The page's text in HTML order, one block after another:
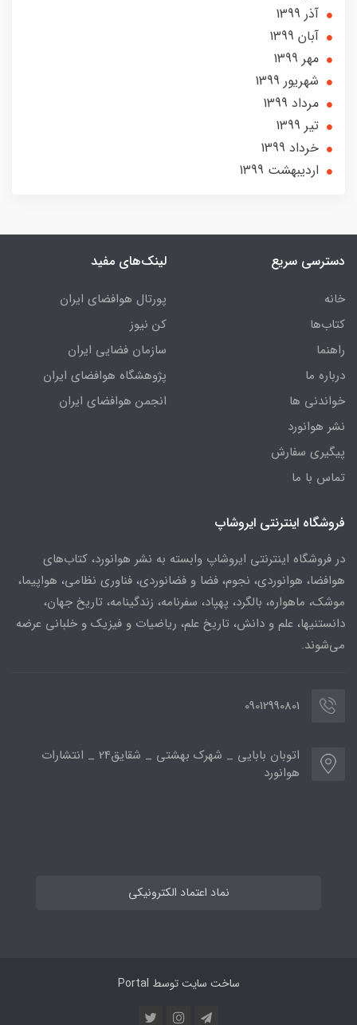
آذر 1399
آبان 1399
مهر 1399
شهریور 1399
مرداد 1399
تير 1399
خرداد 1399
ارديبهشت 1399
دسترسی سریع
خانه
کتاب‌ها
راهنما
درباره ما
خواندنی ها
نشر هوانورد
پیگیری سفارش
تماس با ما
لینک‌های مفید
پورتال هوافضای ایران
کن نیوز
سازمان فضایی ایران
پژوهشگاه هوافضای ایران
انجمن هوافضای ایران
فروشگاه اینترنتی ایروشاپ
در فروشگاه اینترنتی ایروشاپ وابسته به نشر هوانورد، کتاب‌های
هوافضا، هوانوردی، نجوم، فضا و فضانوردی، فناوری نظامی، هواپیما،
موشک، ماهواره، بالگرد، پهپاد، سفرنامه، زندگینامه، تاریخ جهان،
دانستنیها، علم و دانش، تاریخ علم، ریاضیات و فیزیک و خلبانی عرضه
می‌شوند.
09012990801
اتوبان بابایی _ شهرک بهشتی _ شقایق24 _ انتشارات
هوانورد
نماد اعتماد الکترونیکی
ساخت سایت توسط Portal